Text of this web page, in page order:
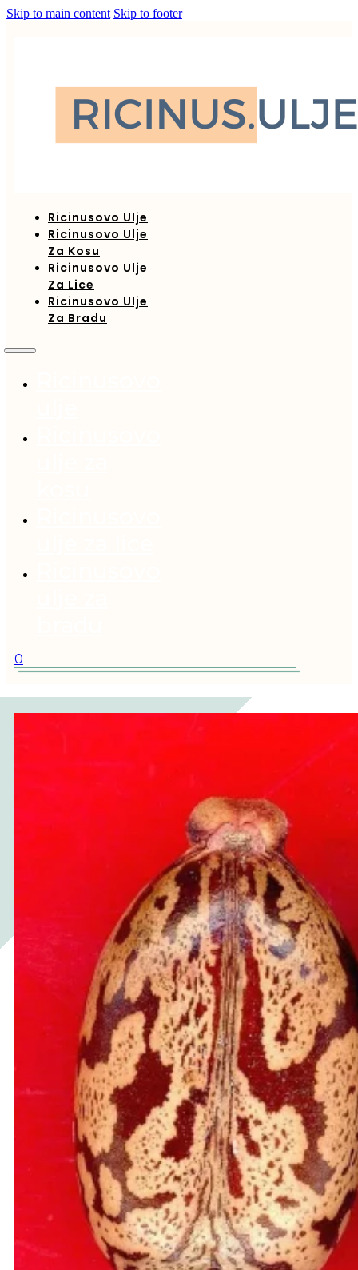
Skip to main content Skip to footer
Ricinusovo Ulje
Ricinusovo Ulje
Za Kosu
Ricinusovo Ulje
Za Lice
Ricinusovo Ulje
Za Bradu
0